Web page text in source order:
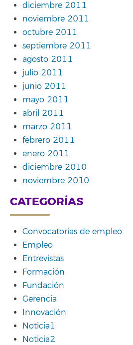
diciembre 2011
noviembre 2011
octubre 2011
septiembre 2011
agosto 2011
julio 2011
junio 2011
mayo 2011
abril 2011
marzo 2011
febrero 2011
enero 2011
diciembre 2010
noviembre 2010
CATEGORÍAS
Convocatorias de empleo
Empleo
Entrevistas
Formación
Fundación
Gerencia
Innovación
Noticia1
Noticia2